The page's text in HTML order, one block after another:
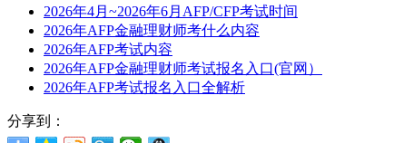
2026年4月~2026年6月AFP/CFP考试时间
2026年AFP金融理财师考什么内容
2026年AFP考试内容
2026年AFP金融理财师考试报名入口(官网）
2026年AFP考试报名入口全解析
分享到：